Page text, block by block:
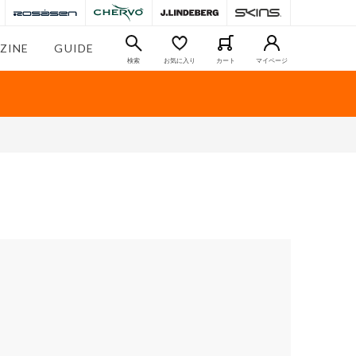
GUIDE
検索 お気に入り カート マイページ